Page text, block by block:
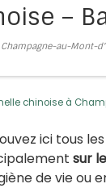
–
au-Mont-
chinoise à
ici tous
sur
de vie ou